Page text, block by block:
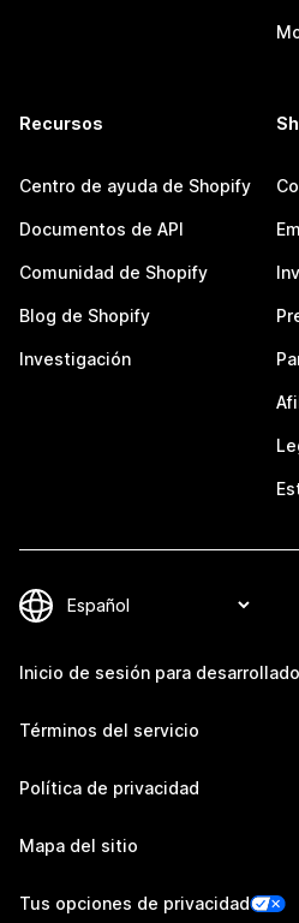
Recursos
Centro de ayuda de Shopify
Documentos de API
Comunidad de Shopify
Blog de Shopify
Investigación
Inicio de sesión para
Términos del servicio
Política de privacidad
Mapa del sitio
Tus opciones de privacidad